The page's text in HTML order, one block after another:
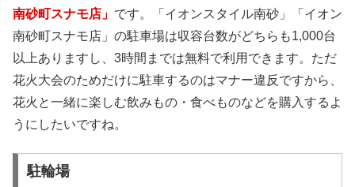
南砂町スナモ店」 です。「イオンスタイル南砂」「イオン
南砂町スナモ店」の駐車場は収容台数がどちらも1,000台
以上ありますし、3時間までは無料で利用できます。ただ
花火大会のためだけに駐車するのはマナー違反ですから、
花火と一緒に楽しむ飲みもの・食べものなどを購入するよ
うにしたいですね。
駐輪場